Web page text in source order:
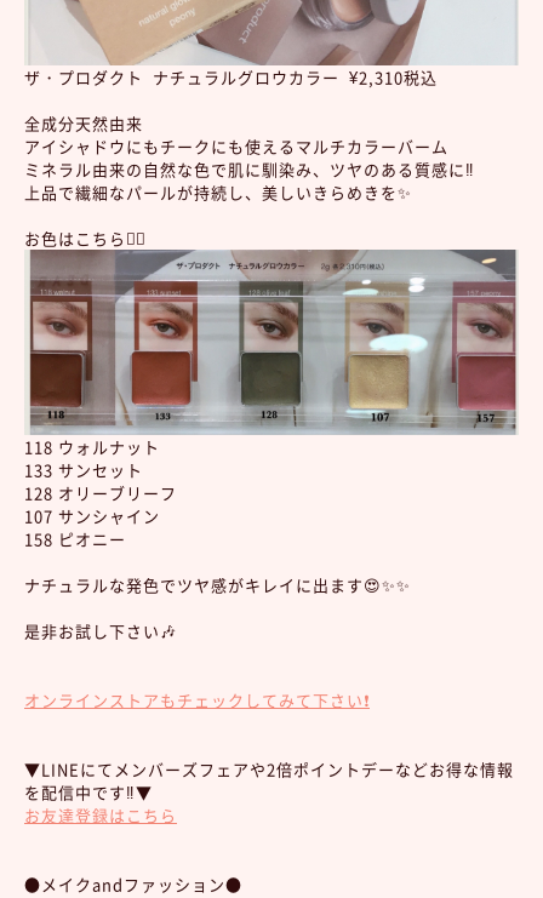
ザ・プロダクト ナチュラルグロウカラー ¥2,310税込
全成分天然由来
アイシャドウにもチークにも使えるマルチカラーバーム
ミネラル由来の自然な色で肌に馴染み、ツヤのある質感に‼︎
上品で繊細なパールが持続し、美しいきらめきを✨
お色はこちら💁‍♀️
118 ウォルナット
133 サンセット
128 オリーブリーフ
107 サンシャイン
158 ピオニー
ナチュラルな発色でツヤ感がキレイに出ます😍✨✨
是非お試し下さい🎶
オンラインストアもチェックしてみて下さい❗️
▼LINEにてメンバーズフェアや2倍ポイントデーなどお得な情報
を配信中です‼︎▼
お友達登録はこちら
●メイクandファッション●